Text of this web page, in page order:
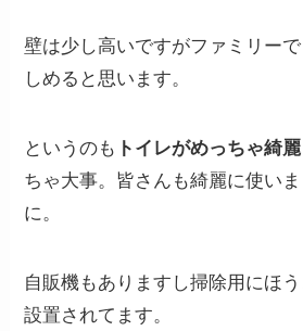
壁は少し高いですがファミリー
しめると思います。
というのも トイレがめっちゃ綺麗
ちゃ大事。皆さんも綺麗に使い
に。
自販機もありますし掃除用にほ
設置されてます。